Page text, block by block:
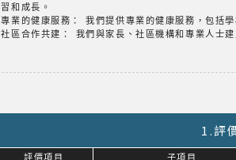
習和成長。
專業的健康服務： 我們提供專業的健康服務，包括
社區合作共建： 我們與家長、社區機構和專業人士
1.評
評價項目 子項目